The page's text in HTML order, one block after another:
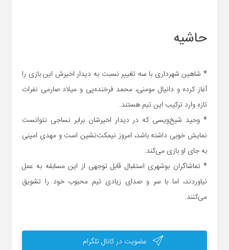
حاشیه
* شاهین شهرداری با سه تغییر نسبت به دیدار اخیرش این بازی را
آغاز کرده و دانیال مومنی، محمد فرخنده‌پی و میلاد صارمی نفرات
تازه وارد ترکیب این تیم هستند.
* وحید شیخ‌ویسی که در دیدار اخیرشان برابر نساجی نتوانست
نمایش خوبی داشته باشد، امروز نیمکت‌نشین است و مهدی امینی
به جای او بازی می‌کند.
* تماشاگران بوشهری استقبال قابل توجهی از این مسابقه به عمل
نیاوردند، اما با سر و صدای زیادی تیم محبوب خود را تشویق
می‌کنند.
عضویت در کانال تلگرام